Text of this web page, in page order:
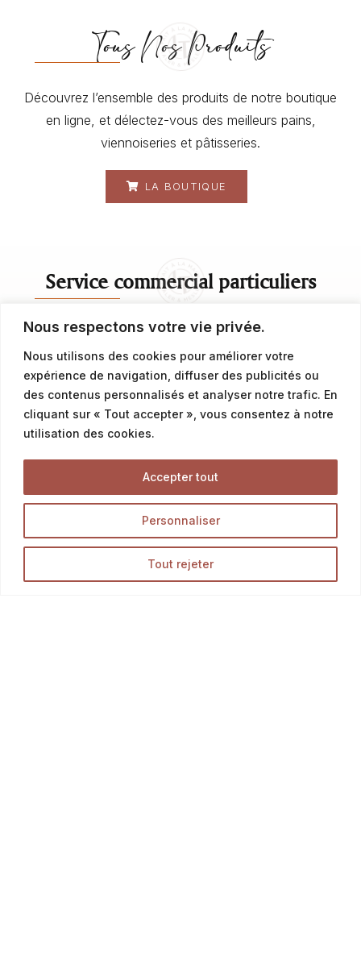
Nous respectons votre vie privée.
Nous utilisons des cookies pour améliorer votre
expérience de navigation, diffuser des publicités ou
des contenus personnalisés et analyser notre trafic. En
cliquant sur « Tout accepter », vous consentez à notre
utilisation des cookies.
Personnaliser
Tout rejeter
Accepter tout
Tous Nos Produits
Découvrez l’ensemble des produits de notre boutique
en ligne, et délectez-vous des meilleurs pains,
viennoiseries et pâtisseries.
LA BOUTIQUE
Service commercial particuliers
contact@latalemelerie.com
04 76 43 20 09
Service commercial professionnels
commercial@latalemelerie.com
04 76 43 20 09
Accueil